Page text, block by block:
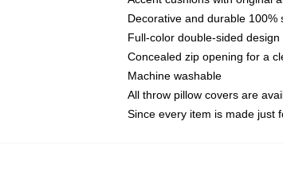
Decorative and durable
Full-color double-sided
Concealed zip opening for a
Machine washable
All throw pillow covers are
Since every item is made just